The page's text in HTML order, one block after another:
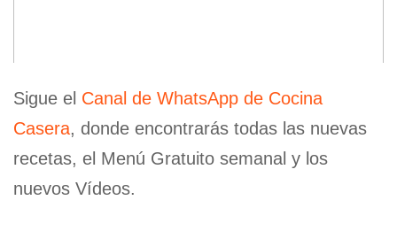
Sigue el Canal de WhatsApp de Cocina
Casera, donde encontrarás todas las nuevas
recetas, el Menú Gratuito semanal y los
nuevos Vídeos.